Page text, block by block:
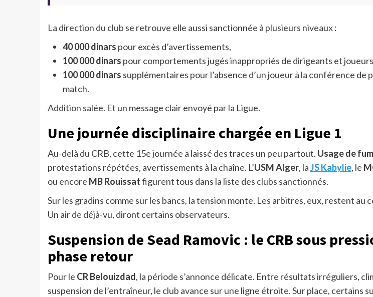
La direction du club se retrouve elle aussi sanctionnée à plusieurs niveaux :
40 000 dinars pour excès d’avertissements,
100 000 dinars pour comportements jugés inappropriés de dirigeants et
100 000 dinars supplémentaires pour l’absence d’un joueur à la conférence de
match.
Addition salée. Et un message clair envoyé par la Ligue.
Une journée disciplinaire chargée en Ligue 1
Au-delà du CRB, cette 15e journée a laissé des traces un peu partout. Usage de
protestations répétées, avertissements à la chaîne. L’USM Alger, laJS Kabylie, le
ou encore MB Rouissatfigurent tous dans la liste des clubs sanctionnés.
Sur les gradins comme sur les bancs, la tension monte. Les arbitres, eux, restent au
Un air de déjà-vu, diront certains observateurs.
Suspension de Sead Ramovic : le CRB sous
phase retour
Pour le CR Belouizdad, la période s’annonce délicate. Entre résultats irréguliers,
suspension de l’entraîneur, le club avance sur une ligne étroite. Sur place, certains